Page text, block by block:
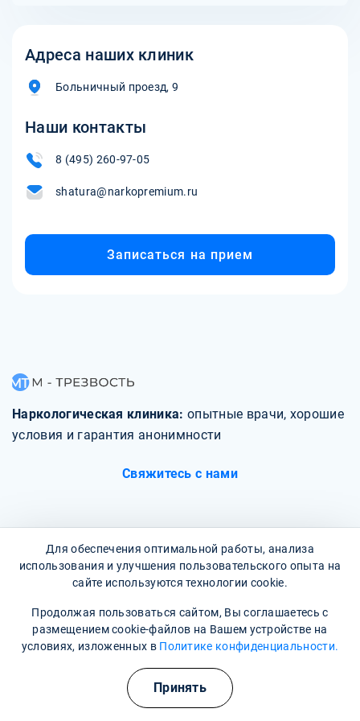
Адреса наших клиник
Больничный проезд, 9
Наши контакты
8 (495) 260-97-05
shatura@narkopremium.ru
Записаться на прием
Наркологическая клиника: опытные врачи, хорошие
условия и гарантия анонимности
Свяжитесь с нами
О клинике
Фотогалерея
Отзывы
Вопрос - ответ
Для обеспечения оптимальной работы, анализа
использования и улучшения пользовательского опыта на
сайте используются технологии cookie.
Продолжая пользоваться сайтом, Вы соглашаетесь с
размещением cookie-файлов на Вашем устройстве на
условиях, изложенных в Политике конфиденциальности.
Принять